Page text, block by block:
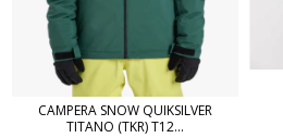
CAMPERA SNOW QUIKSILVER
TITANO (TKR) T12...